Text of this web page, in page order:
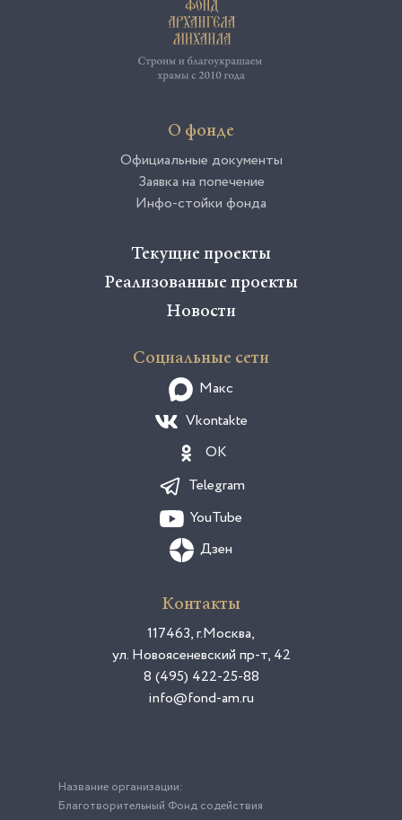
. Я очень люблю ездить в деревню
Ф.Конюхова, поездки очень хорошо
организованы, дарят море
впечатлений от общения с
прекрасными людьми и бывшими
истории о возрождении храмов в
России лучше всем вместе!
О фонде
Официальные документы
Заявка на попечение
Инфо-стойки фонда
Текущие проекты
Реализованные проекты
Новости
Социальные сети
Макс
Vkontakte
OK
Telegram
YouTube
Дзен
Контакты
117463, г.Москва,
ул. Новоясеневский пр-т, 42
8 (495) 422-25-88
info@fond-am.ru
Название организации:
Благотворительный Фонд содействия